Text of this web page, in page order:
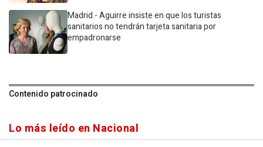
Madrid.- Aguirre insiste en que los turistas
sanitarios no tendrán tarjeta sanitaria por
empadronarse
Contenido patrocinado
Lo más leído en Nacional